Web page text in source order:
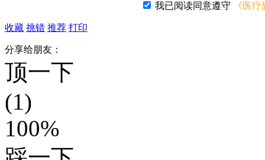
醛类等消毒剂，这些刺
很容易使冠状病毒的包膜
使用的时候，要特别注意
75%的酒精可渗入细菌内
我已阅读同意遵守 《医
收藏 挑错 推荐 打印
分享给朋友：
顶一下
(1)
100%